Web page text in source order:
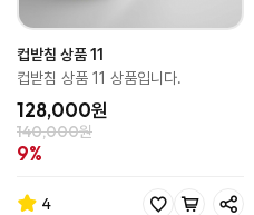
컵받침 상품 11
컵받침 상품 11 상품입니다.
128,000원
140,000원
9%
4